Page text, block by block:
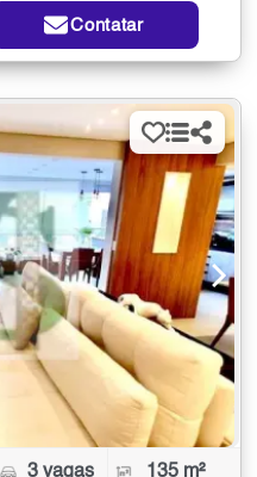
Contatar
3 vagas 135 m²